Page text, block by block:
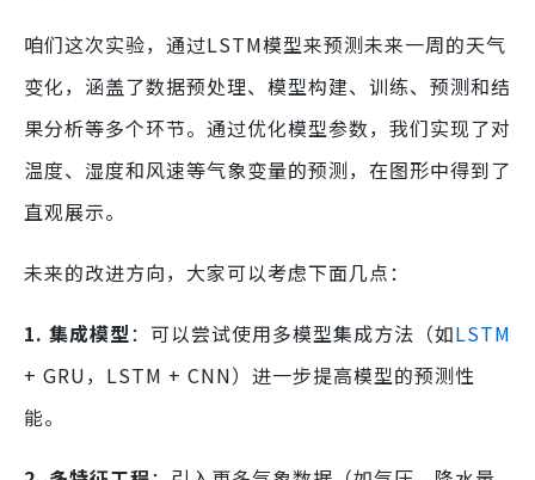
咱们这次实验，通过LSTM模型来预测未来一周的天气
变化，涵盖了数据预处理、模型构建、训练、预测和结
果分析等多个环节。通过优化模型参数，我们实现了对
温度、湿度和风速等气象变量的预测，在图形中得到了
直观展示。
未来的改进方向，大家可以考虑下面几点：
1. 集成模型：可以尝试使用多模型集成方法（如LSTM
+ GRU，LSTM + CNN）进一步提高模型的预测性
能。